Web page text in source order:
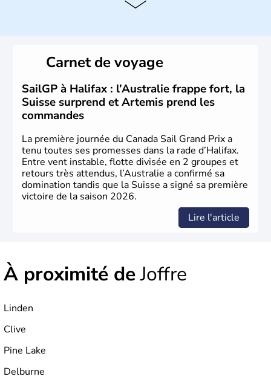
territoire de la ville de Québec, le Canada passe ensuite
sous le contrôle des Britanniques. L'indépendance du
pays a été obtenue au cours d'un long processus qui s'est
étalé de 1867 à 1982. Le peuple autochtone des Inuits,
aujourd'hui appelé Eskimos, n'est découvert qu'au début
du XXème siècle lors d'une expédition dans le Grand
Nord.
Carnet de voyage
SailGP à Halifax : l’Australie frappe fort, la
Suisse surprend et Artemis prend les
commandes
La première journée du Canada Sail Grand Prix a
tenu toutes ses promesses dans la rade d’Halifax.
Entre vent instable, flotte divisée en 2 groupes et
retours très attendus, l’Australie a confirmé sa
domination tandis que la Suisse a signé sa première
victoire de la saison 2026.
Lire l'article
À proximité deJoffre
Linden
Clive
Pine Lake
Delburne